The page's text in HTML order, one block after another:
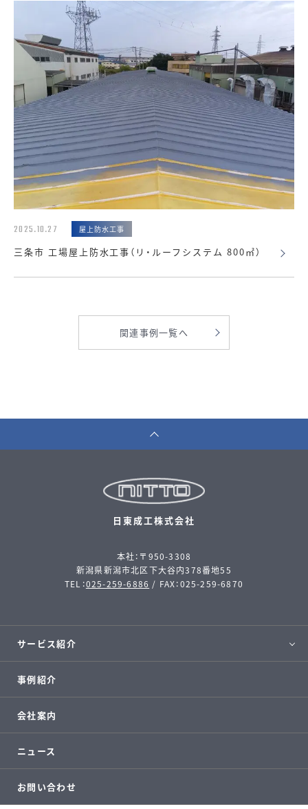
2025.10.27 屋上防水工事
三条市 工場屋上防水工事（リ・ルーフシステム 800㎡）
関連事例一覧へ
日東成工株式会社
本社：〒950-3308
新潟県新潟市北区下大谷内378番地55
TEL：025-259-6886 / FAX：025-259-6870
サービス紹介
事例紹介
会社案内
ニュース
お問い合わせ